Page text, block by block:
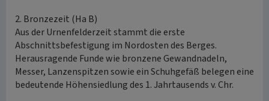
2. Bronzezeit (Ha B)
Aus der Urnenfelderzeit stammt die erste
Abschnittsbefestigung im Nordosten des Berges.
Herausragende Funde wie bronzene Gewandnadeln,
Messer, Lanzenspitzen sowie ein Schuhgefäß belegen eine
bedeutende Höhensiedlung des 1. Jahrtausends v. Chr.